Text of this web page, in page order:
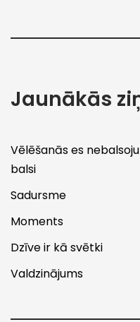
Jaunākās
Vēlēšanās es
balsi
Sadursme
Moments
Dzīve ir kā svētki
Valdzinājums